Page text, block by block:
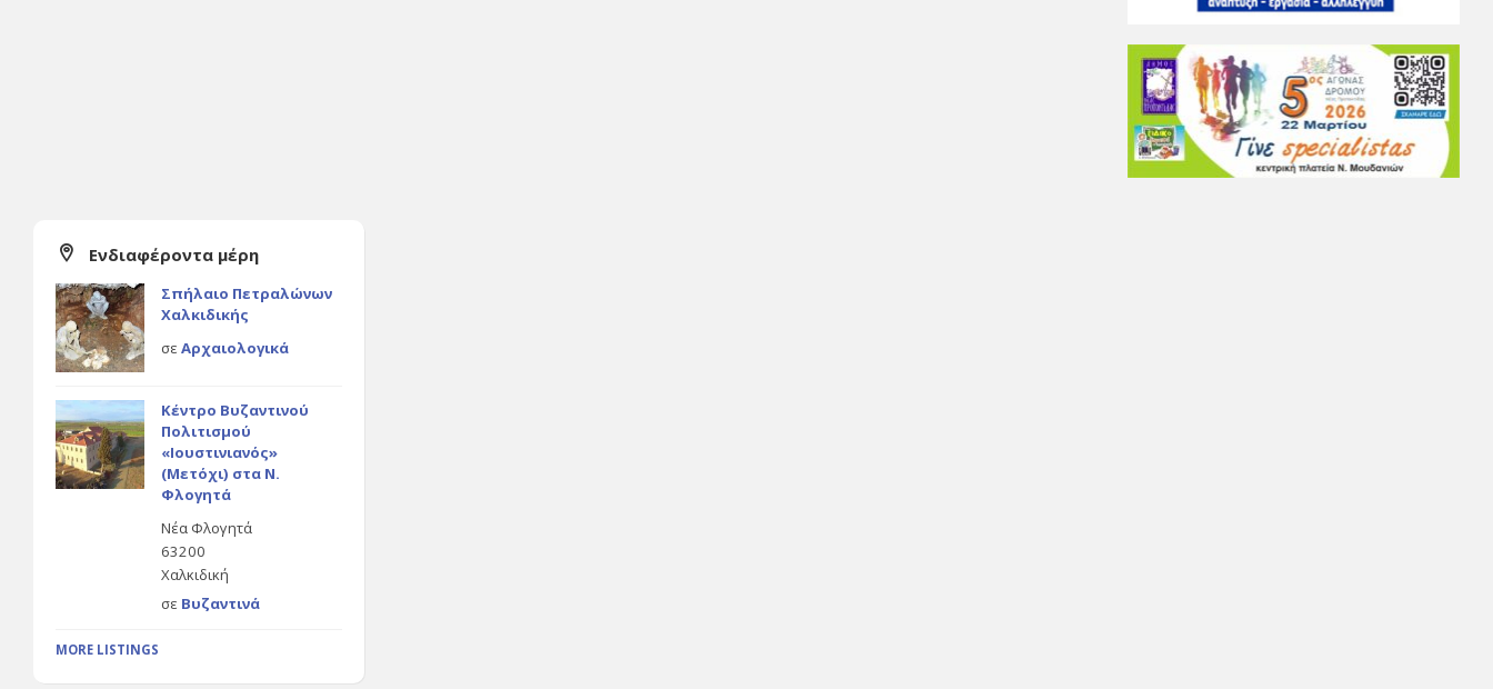
Ενδιαφέροντα μέρη
Σπήλαιο Πετραλώνων
Χαλκιδικής
σε Αρχαιολογικά
Κέντρο Βυζαντινού
Πολιτισμού
«Ιουστινιανός»
(Μετόχι) στα Ν.
Φλογητά
Νέα Φλογητά
63200
Χαλκιδική
σε Βυζαντινά
MORE LISTINGS